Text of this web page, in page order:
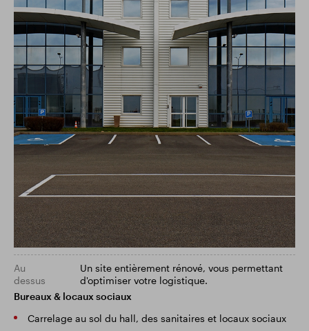
Au
dessus
Un site entièrement rénové, vous permettant
d'optimiser votre logistique.
Bureaux & locaux sociaux
Carrelage au sol du hall, des sanitaires et locaux sociaux